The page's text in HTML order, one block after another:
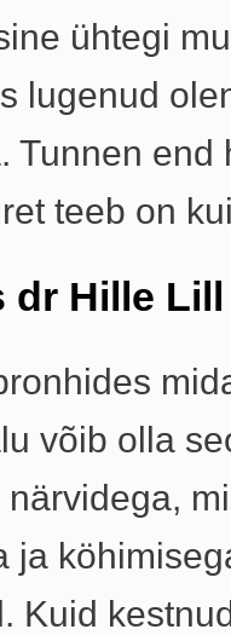
ühtegi
lugenud
Tunnen end
teeb on
dr Hille Lill
võib olla
ja
Kuid